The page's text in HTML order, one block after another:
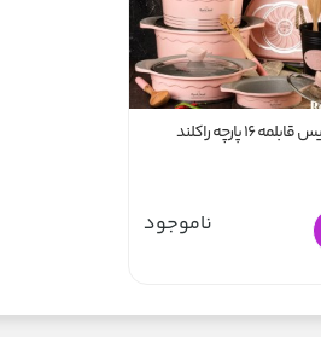
16 پارچه راکلند
ناموجود